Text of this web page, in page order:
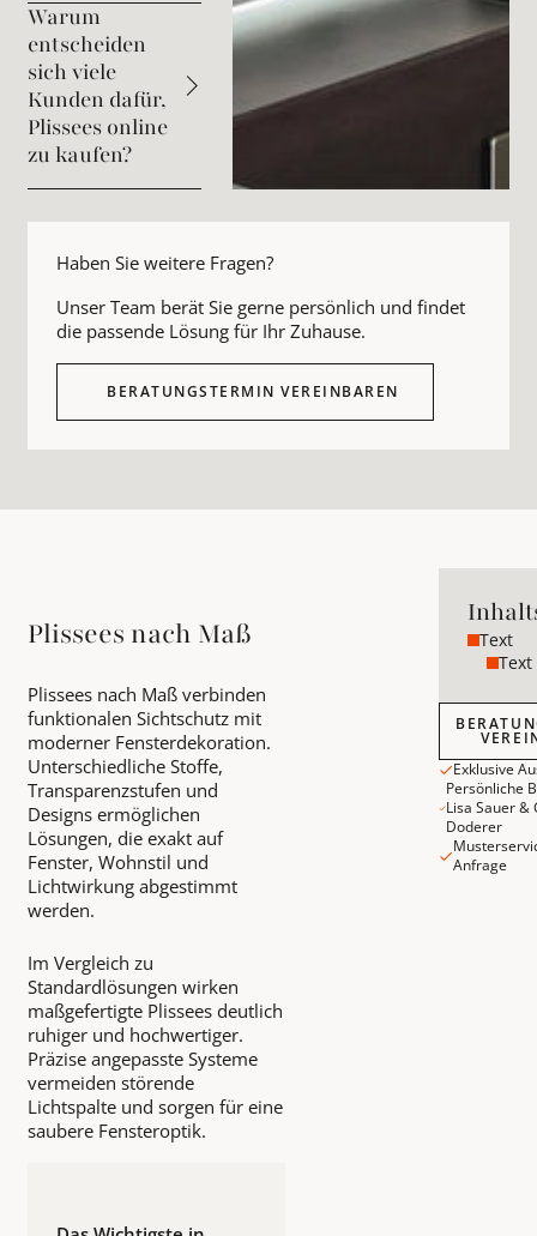
Warum
entscheiden
sich viele
Kunden dafür,
Plissees online
zu kaufen?
Haben Sie weitere Fragen?
Unser Team berät Sie gerne persönlich und findet
die passende Lösung für Ihr Zuhause.
BERATUNGSTERMIN VEREINBAREN
Plissees nach Maß
Plissees nach Maß verbinden
funktionalen Sichtschutz mit
moderner Fensterdekoration.
Unterschiedliche Stoffe,
Transparenzstufen und
Designs ermöglichen
Lösungen, die exakt auf
Fenster, Wohnstil und
Lichtwirkung abgestimmt
werden.
Im Vergleich zu
Standardlösungen wirken
maßgefertigte Plissees deutlich
ruhiger und hochwertiger.
Präzise angepasste Systeme
vermeiden störende
Lichtspalte und sorgen für eine
saubere Fensteroptik.
Text
Text
Exklusive
Persönliche
Lisa Sauer &
Doderer
Anfrage